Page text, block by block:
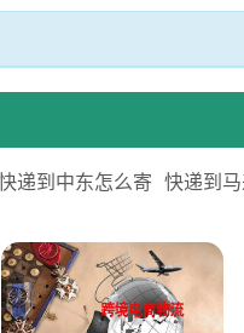
递到中东怎么寄 快递到